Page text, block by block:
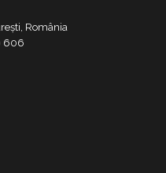
România
606